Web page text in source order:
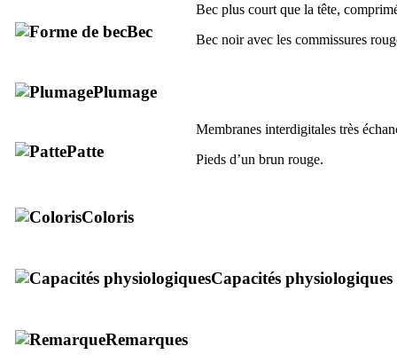
Bec
Bec plus court que la tête,
Bec noir avec les commissures
Plumage
Patte
Membranes interdigitales très
Pieds d’un brun rouge.
Coloris
Capacités physiologiques
Remarques